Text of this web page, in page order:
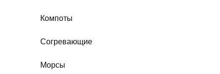
Компоты
Согревающие
Морсы